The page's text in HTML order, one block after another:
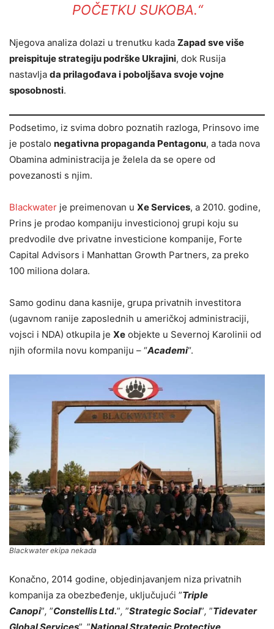
POČETKU SUKOBA.“
Njegova analiza dolazi u trenutku kada Zapad sve više
preispituje strategiju podrške Ukrajini, dok Rusija
nastavlja da prilagođava i poboljšava svoje vojne
sposobnosti.
Podsetimo, iz svima dobro poznatih razloga, Prinsovo ime
je postalo negativna propaganda Pentagonu, a tada nova
Obamina administracija je želela da se opere od
povezanosti s njim.
Blackwater je preimenovan u Xe Services, a 2010. godine,
Prins je prodao kompaniju investicionoj grupi koju su
predvodile dve privatne investicione kompanije, Forte
Capital Advisors i Manhattan Growth Partners, za preko
100 miliona dolara.
Samo godinu dana kasnije, grupa privatnih investitora
(ugavnom ranije zaposlednih u američkoj administraciji,
vojsci i NDA) otkupila je Xe objekte u Severnoj Karolinii od
njih oformila novu kompaniju – “Academi“.
Blackwater ekipa nekada
Konačno, 2014 godine, objedinjavanjem niza privatnih
kompanija za obezbeđenje, uključujući ”Triple
Canopi”, ”Constellis Ltd.”, ”Strategic Social”, ”Tidevater
Global Services”, ”National StrategicProtective